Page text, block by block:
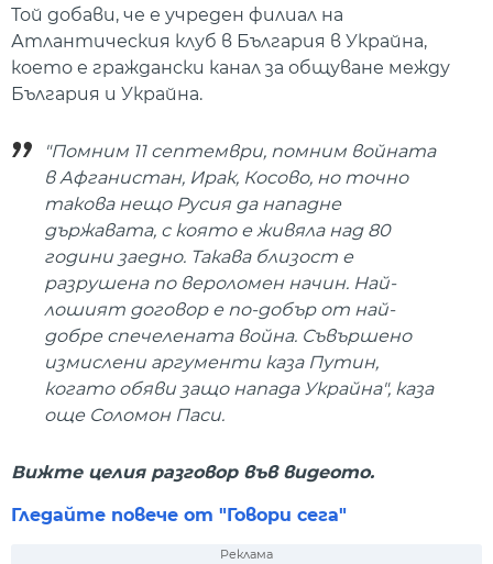
Той добави, че е учреден филиал на
Атлантическия клуб в България в Украйна,
което е граждански канал за общуване между
България и Украйна.
"Помним 11 септември, помним войната
в Афганистан, Ирак, Косово, но точно
такова нещо Русия да нападне
държавата, с която е живяла над 80
години заедно. Такава близост е
разрушена по вероломен начин. Най-
лошият договор е по-добър от най-
добре спечелената война. Съвършено
измислени аргументи каза Путин,
когато обяви защо напада Украйна", каза
още Соломон Паси.
Вижте целия разговор във видеото.
Гледайте повече от "Говори сега"
Реклама